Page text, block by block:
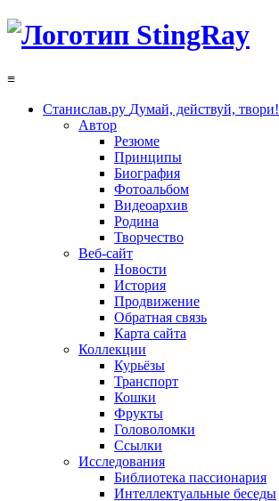
≡
Станислав.ру Думай, действуй, твори!
Автор
Резюме
Принципы
Биография
Фотоальбом
Видеоархив
Родина
Творчество
Веб-сайт
Новости
История
Продвижение
Обратная связь
Карта сайта
Коллекции
Курьёзы
Транспорт
Кошки
Фрукты
Головоломки
Ссылки
Исследования
Библиотека пассионария
Интеллектуальные беседы